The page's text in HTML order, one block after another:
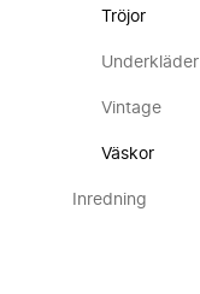
Tröjor
Underkläder
Vintage
Väskor
Inredning